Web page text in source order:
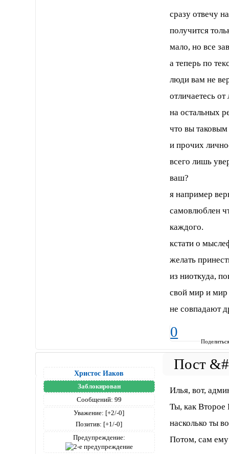
сразу отвечу
получится
мало, но все
а теперь по
люди вам не
отличаетесь
на остальных
что вы
и прочих
всего лишь
ваш?
я например
самовлюблен
каждого.
кстати о
желать
из ниоткуда,
свой мир и мир
не совпадают
0
Христос Иаков
Заблокирован
Сообщений: 99
Уважение: [+2/-0]
Позитив: [+1/-0]
Предупреждение:
Илья, вот,
Ты, как Второе
насколько ты
Потом, сам ему